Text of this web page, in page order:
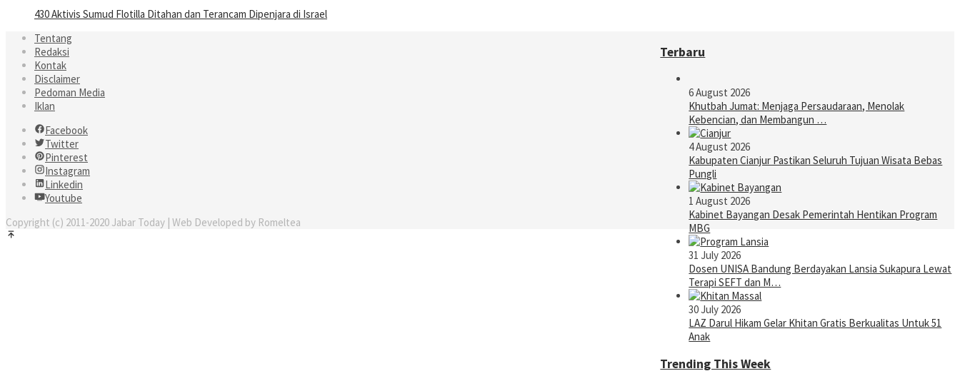
430 Aktivis Sumud Flotilla Ditahan dan Terancam Dipenjara di Israel
Terbaru
6 August 2026
Khutbah Jumat: Menjaga Persaudaraan, Menolak
Kebencian, dan Membangun …
4 August 2026
Kabupaten Cianjur Pastikan Seluruh Tujuan Wisata Bebas
Pungli
1 August 2026
Kabinet Bayangan Desak Pemerintah Hentikan Program
MBG
31 July 2026
Dosen UNISA Bandung Berdayakan Lansia Sukapura Lewat
Terapi SEFT dan M…
30 July 2026
LAZ Darul Hikam Gelar Khitan Gratis Berkualitas Untuk 51
Anak
Trending This Week
Tentang
Redaksi
Kontak
Disclaimer
Pedoman Media
Iklan
Facebook
Twitter
Pinterest
Instagram
Linkedin
Youtube
Copyright (c) 2011-2020 Jabar Today | Web Developed by Romeltea